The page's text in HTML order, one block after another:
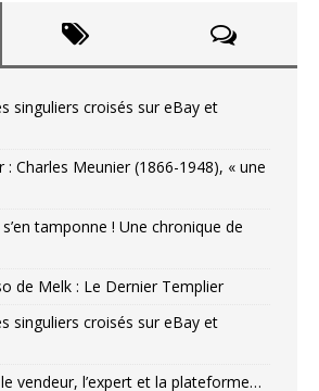
singuliers croisés sur eBay et
Charles Meunier (1866-1948), « une
tamponne ! Une chronique de
de Melk : Le Dernier Templier
singuliers croisés sur eBay et
vendeur, l’expert et la plateforme…